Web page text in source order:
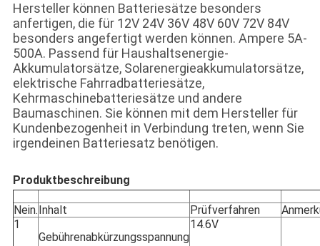
Hersteller können Batteriesätze besonders
anfertigen, die für 12V 24V 36V 48V 60V 72V 84V
besonders angefertigt werden können. Ampere 5A-
500A. Passend für Haushaltsenergie-
Akkumulatorsätze, Solarenergieakkumulatorsätze,
elektrische Fahrradbatteriesätze,
Kehrmaschinebatteriesätze und andere
Baumaschinen. Sie können mit dem Hersteller für
Kundenbezogenheit in Verbindung treten, wenn Sie
irgendeinen Batteriesatz benötigen.
Produktbeschreibung
Nein. Inhalt Prüfverfahren
1
Gebührenabkürzungsspannung
14.6V